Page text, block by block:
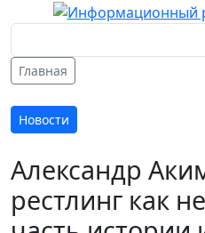
Главная
Новости
Александр
рестлинг как